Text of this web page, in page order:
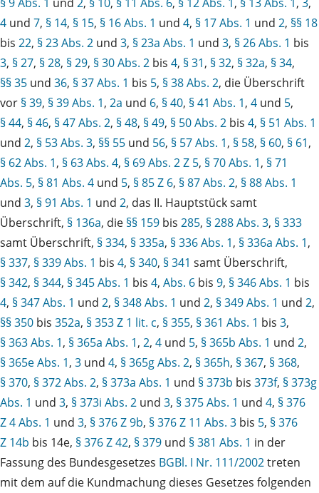
4 und 7, § 14, § 15, § 16 Abs. 1 und 4, § 17 Abs. 1 und 2, §§ 18
bis 22, § 23 Abs. 2 und 3, § 23a Abs. 1 und 3, § 26 Abs. 1 bis
3, § 27, § 28, § 29, § 30 Abs. 2 bis 4, § 31, § 32, § 32a, § 34,
§§ 35 und 36, § 37 Abs. 1 bis 5, § 38 Abs. 2, die Überschrift
vor § 39, § 39 Abs. 1, 2a und 6, § 40, § 41 Abs. 1, 4 und 5,
§ 44, § 46, § 47 Abs. 2, § 48, § 49, § 50 Abs. 2 bis 4, § 51 Abs. 1
und 2, § 53 Abs. 3, §§ 55 und 56, § 57 Abs. 1, § 58, § 60, § 61,
§ 62 Abs. 1, § 63 Abs. 4, § 69 Abs. 2 Z 5, § 70 Abs. 1, § 71
Abs. 5, § 81 Abs. 4 und 5, § 85 Z 6, § 87 Abs. 2, § 88 Abs. 1
und 3, § 91 Abs. 1 und 2, das II. Hauptstück samt
Überschrift, § 136a, die §§ 159 bis 285, § 288 Abs. 3, § 333
samt Überschrift, § 334, § 335a, § 336 Abs. 1, § 336a Abs. 1,
§ 337, § 339 Abs. 1 bis 4, § 340, § 341 samt Überschrift,
§ 342, § 344, § 345 Abs. 1 bis 4, Abs. 6 bis 9, § 346 Abs. 1 bis
4, § 347 Abs. 1 und 2, § 348 Abs. 1 und 2, § 349 Abs. 1 und 2,
§§ 350 bis 352a, § 353 Z 1 lit. c, § 355, § 361 Abs. 1 bis 3,
§ 363 Abs. 1, § 365a Abs. 1, 2, 4 und 5, § 365b Abs. 1 und 2,
§ 365e Abs. 1, 3 und 4, § 365g Abs. 2, § 365h, § 367, § 368,
§ 370, § 372 Abs. 2, § 373a Abs. 1 und § 373b bis 373f, § 373g
Abs. 1 und 3, § 373i Abs. 2 und 3, § 375 Abs. 1 und 4, § 376
Z 4 Abs. 1 und 3, § 376 Z 9b, § 376 Z 11 Abs. 3 bis 5, § 376
Z 14b bis 14e, § 376 Z 42, § 379 und § 381 Abs. 1 in der
Fassung des Bundesgesetzes BGBl. I Nr. 111/2002treten
mit dem auf die Kundmachung dieses Gesetzes folgenden